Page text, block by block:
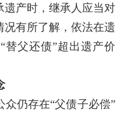
产时，继承人应当对
有所了解，依法在遗
替父还债”超出遗产价
仍存在“父债子必偿”